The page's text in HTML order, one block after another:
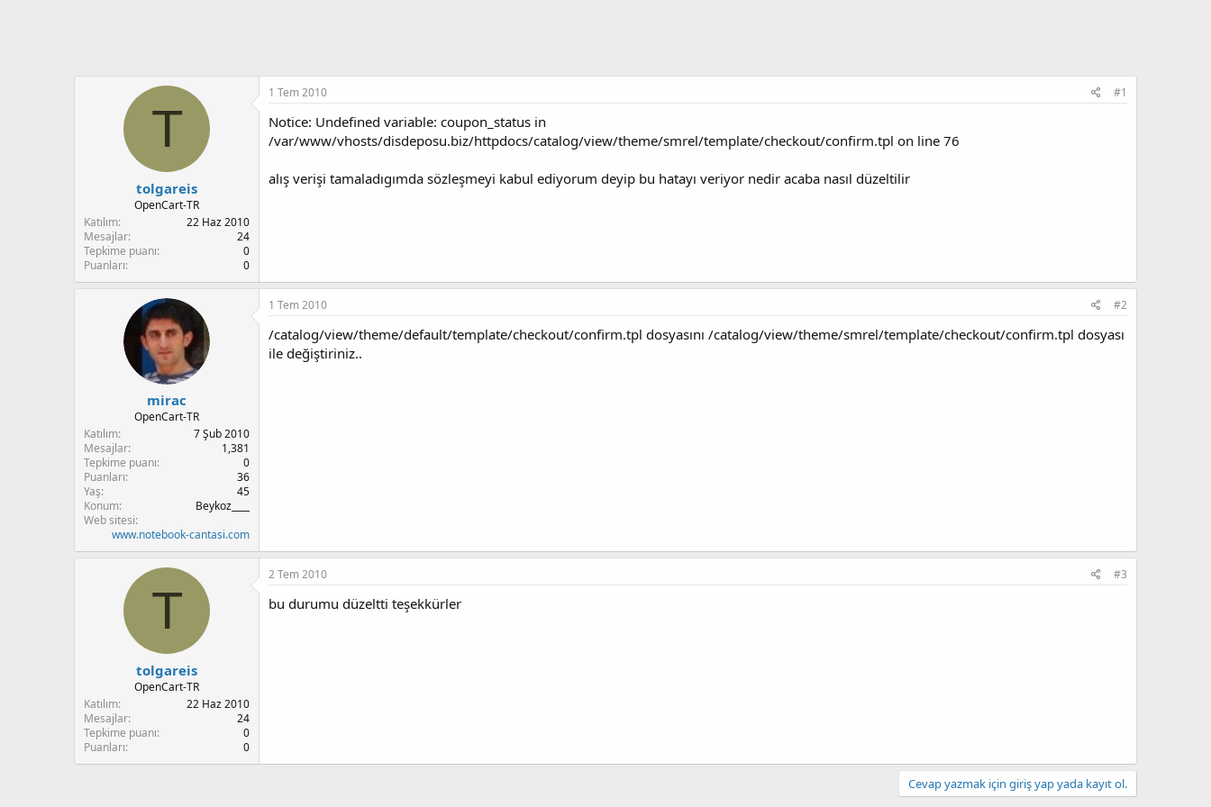
T
tolgareis
OpenCart-TR
Katılım
22 Haz 2010
Mesajlar
24
Tepkime puanı
0
Puanları
0
1 Tem 2010 #1
Notice: Undefined variable: coupon_status in
/var/www/vhosts/disdeposu.biz/httpdocs/catalog/view/theme/smrel/template/checkout/confirm.tpl on line 76
alış verişi tamaladıgımda sözleşmeyi kabul ediyorum deyip bu hatayı veriyor nedir acaba nasıl düzeltilir
mirac
OpenCart-TR
Katılım
7 Şub 2010
Mesajlar
1,381
Tepkime puanı
0
Puanları
36
Yaş
45
Konum
Beykoz____
Web sitesi
www.notebook-cantasi.com
1 Tem 2010 #2
/catalog/view/theme/default/template/checkout/confirm.tpl dosyasını /catalog/view/theme/smrel/template/checkout/confirm.tpl dosyası
ile değiştiriniz..
T
tolgareis
OpenCart-TR
Katılım
22 Haz 2010
Mesajlar
24
Tepkime puanı
0
Puanları
0
2 Tem 2010 #3
bu durumu düzeltti teşekkürler
Cevap yazmak için giriş yap yada kayıt ol.